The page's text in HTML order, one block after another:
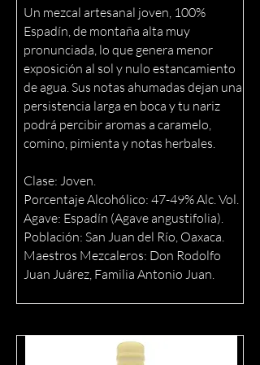
Un mezcal artesanal joven, 100%
Espadín, de montaña alta muy
pronunciada, lo que genera menor
exposición al sol y nulo estancamiento
de agua. Sus notas ahumadas dejan una
persistencia larga en boca y tu nariz
podrá percibir aromas a caramelo,
comino, pimienta y notas herbales.
Clase: Joven.
Porcentaje Alcohólico: 47-49% Alc. Vol.
Agave: Espadín (Agave angustifolia).
Población: San Juan del Río, Oaxaca.
Maestros Mezcaleros: Don Rodolfo
Juan Juárez, Familia Antonio Juan.